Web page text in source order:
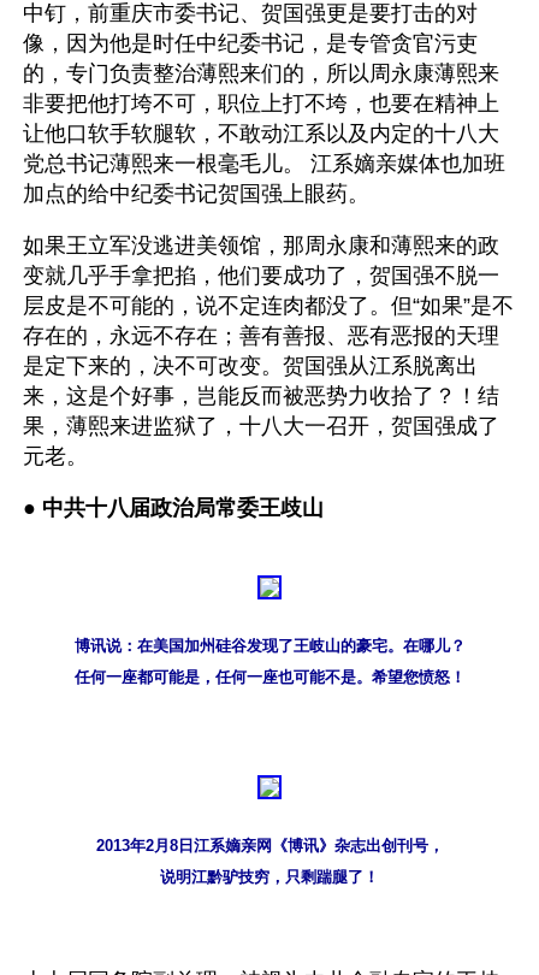
中钉，前重庆市委书记、贺国强更是要打击的对
像，因为他是时任中纪委书记，是专管贪官污吏
的，专门负责整治薄熙来们的，所以周永康薄熙来
非要把他打垮不可，职位上打不垮，也要在精神上
让他口软手软腿软，不敢动江系以及内定的十八大
党总书记薄熙来一根毫毛儿。 江系嫡亲媒体也加班
加点的给中纪委书记贺国强上眼药。
如果王立军没逃进美领馆，那周永康和薄熙来的政
变就几乎手拿把掐，他们要成功了，贺国强不脱一
层皮是不可能的，说不定连肉都没了。但“如果”是不
存在的，永远不存在；善有善报、恶有恶报的天理
是定下来的，决不可改变。贺国强从江系脱离出
来，这是个好事，岂能反而被恶势力收拾了？！结
果，薄熙来进监狱了，十八大一召开，贺国强成了
元老。
● 中共十八届政治局常委王歧山
博讯说：在美国加州硅谷发现了王岐山的豪宅。在哪儿？
任何一座都可能是，任何一座也可能不是。希望您愤怒！
2013年2月8日江系嫡亲网《博讯》杂志出创刊号，
说明江黔驴技穷，只剩踹腿了！